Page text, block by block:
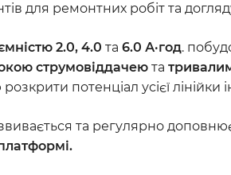
для ремонтних робіт та
2.0, 4.0 та 6.0 А·год.
струмовіддачею та
потенціал усієї лінійки
та регулярно